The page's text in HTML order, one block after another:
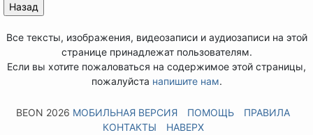
Все тексты, изображения, видеозаписи и аудиозаписи на этой
странице принадлежат пользователям.
Если вы хотите пожаловаться на содержимое этой страницы,
пожалуйста напишите нам.
BEON 2026 МОБИЛЬНАЯ ВЕРСИЯ ПОМОЩЬ
ПРАВИЛА
КОНТАКТЫ
НАВЕРХ